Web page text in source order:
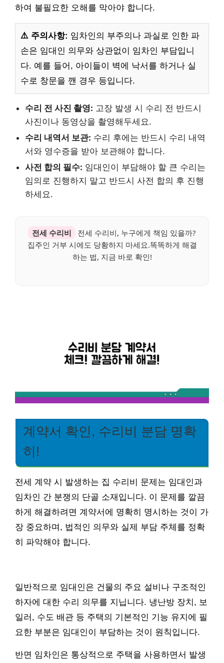
하여 불필요한 오해를 막아야 합니다.
⚠️ 주의사항: 임차인의 부주의나 과실로 인한 파
손은 임대인 의무와 상관없이 임차인 부담입니
다. 예를 들어, 아이들이 벽에 낙서를 하거나 실
수로 창문을 깬 경우 등입니다.
수리 전 사진 촬영: 고장 발생 시 수리 전 반드시
사진이나 동영상을 촬영해두세요.
수리 내역서 보관: 수리 후에는 반드시 수리 내역
서와 영수증을 받아 보관해야 합니다.
사전 합의 필수: 임대인이 부담해야 할 큰 수리는
임의로 진행하지 말고 반드시 사전 합의 후 진행
하세요.
전세 수리비
전세 수리비, 누구에게 책임 있을까?
집주인 거부 시에도 당황하지 마세요.똑똑하게 해결
하는 법, 지금 바로 확인!
계약서 확인, 수리비 분담 명확
히!
전세 계약 시 발생하는 집 수리비 문제는 임대인과
임차인 간 분쟁의 단골 소재입니다. 이 문제를 깔끔
하게 해결하려면 계약서에 명확히 명시하는 것이 가
장 중요하며, 법적인 의무와 실제 부담 주체를 정확
히 파악해야 합니다.
일반적으로 임대인은 건물의 주요 설비나 구조적인
하자에 대한 수리 의무를 지닙니다. 냉난방 장치, 보
일러, 수도 배관 등 주택의 기본적인 기능 유지에 필
요한 부분은 임대인이 부담하는 것이 원칙입니다.
반면 임차인은 통상적으로 주택을 사용하면서 발생